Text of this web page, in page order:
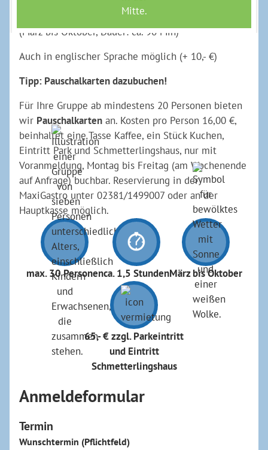
Schmetterlingshäuser in NRW. (ca. 30 Min)
(März bis Oktober, Dauer: ca. 90 Min)
Auch in englischer Sprache möglich (+ 10,- €)
Tipp: Pauschalkarten dazubuchen!
Für Ihre Gruppe ab mindestens 20 Personen bieten
wir Pauschalkarten an. Kosten pro Person 16,00 €,
beinhaltet eine Tasse Kaffee, ein Stück Kuchen,
Eintritt Park und Schmetterlingshaus, nur mit
Voranmeldung, Montag bis Freitag (am Wochenende
auf Anfrage) buchbar. Reservierung in der
MaxiGastro unter 02381/1499007 oder an der
Hauptkasse möglich.
max. 30 Personenca. 1,5 StundenMärz bis Oktober
65,- € zzgl. Parkeintritt
und Eintritt
Schmetterlingshaus
Anmeldeformular
Termin
Wunschtermin (Pflichtfeld)